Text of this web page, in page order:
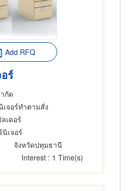
Add RFQ
ร์
กัด
เจอร์ทำตามสั่ง
เดอร์
นิเจอร์
จังหวัดปทุมธานี
Interest : 1 Time(s)